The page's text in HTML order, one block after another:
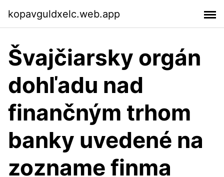
kopavguldxelc.web.app
Švajčiarsky orgán
dohľadu nad
finančným trhom
banky uvedené na
zozname finma